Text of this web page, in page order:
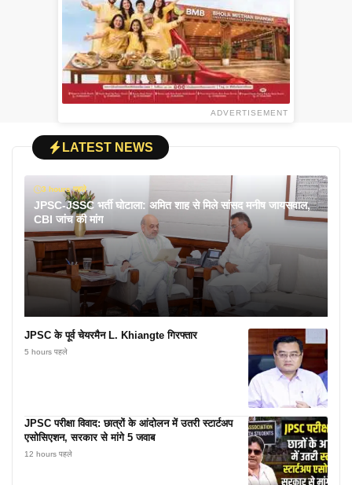
ADVERTISEMENT
LATEST NEWS
3 hours पहले
JPSC-JSSC भर्ती घोटाला: अमित शाह से मिले सांसद मनीष जायसवाल,
CBI जांच की मांग
JPSC के पूर्व चेयरमैन L. Khiangte गिरफ्तार
5 hours पहले
JPSC परीक्षा विवाद: छात्रों के आंदोलन में उतरी स्टार्टअप
एसोसिएशन, सरकार से मांगे 5 जवाब
12 hours पहले